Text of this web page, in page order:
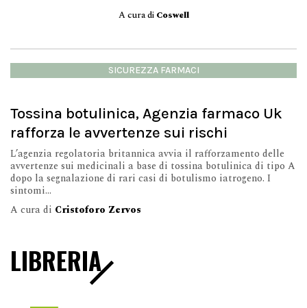
A cura di Coswell
SICUREZZA FARMACI
Tossina botulinica, Agenzia farmaco Uk
rafforza le avvertenze sui rischi
L’agenzia regolatoria britannica avvia il rafforzamento delle
avvertenze sui medicinali a base di tossina botulinica di tipo A
dopo la segnalazione di rari casi di botulismo iatrogeno. I
sintomi...
A cura di Cristoforo Zervos
LIBRERIA